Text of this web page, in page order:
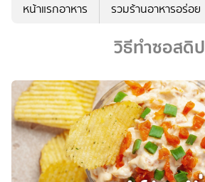
หน้าแรกอาหาร รวมร้านอาหารอร่อย
วิธีทำซอสดิป